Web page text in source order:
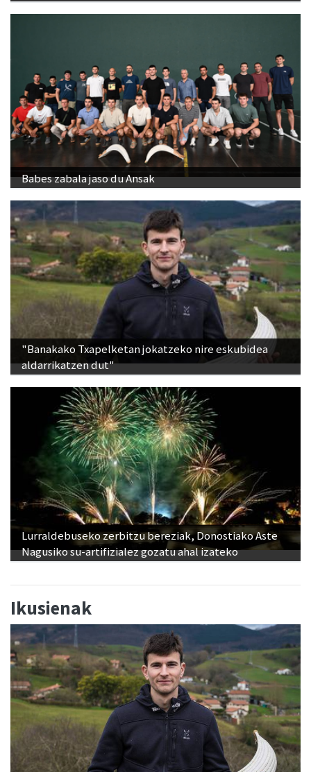
Babes zabala jaso du Ansak
"Banakako Txapelketan jokatzeko nire eskubidea
aldarrikatzen dut"
Lurraldebuseko zerbitzu bereziak, Donostiako Aste
Nagusiko su-artifizialez gozatu ahal izateko
Ikusienak